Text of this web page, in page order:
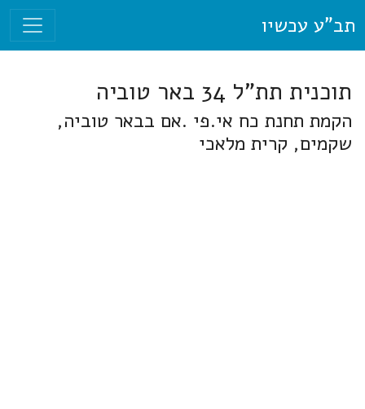
תב"ע עכשיו
תוכנית תת"ל 34 באר טוביה
הקמת תחנת כח אי.פי .אם בבאר טוביה,
שקמים, קרית מלאכי